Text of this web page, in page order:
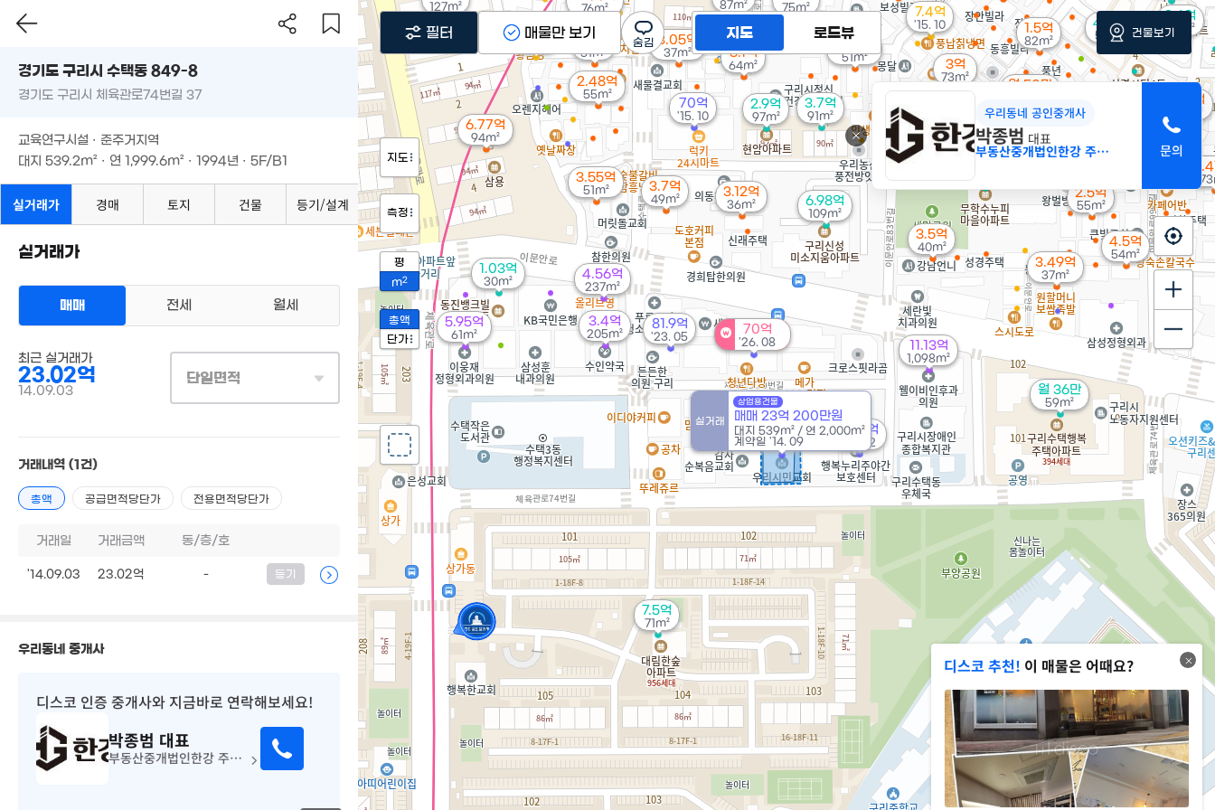
70억
'26. 08
월 36만
59m²
4.6억
59m²
7.5억
71m²
1.5억
82m²
6.98억
109m²
3.05억
37m²
6.77억
94m²
4.5억
54m²
3.7억
49m²
76m² 87m²
127m²
3.49억
37m²
2.48억
55m²
2.6억
30m²
3.5억
40m²
4.5억
56m²
2.1억
51m²
112m²
3.12억
36m²
51m²
월 50만
1.03억
30m²
3.7억
91m²
2.5억
55m²
81.9억
'23. 05
3억
73m²
3.55억
51m²
3.1억
64m²
3.4억
205m²
2.9억
97m²
5.95억
61m²
6.4억
75m²
35.3억
'19. 02
70억
'15. 10
7.4억
'15. 10
실거래
상업용건물
매매 23억 200만원
대지 539m² / 연 2,000m²
계약일 '14. 09
4.56억
237m²
11.13억
1,098m²
디스코 추천! 이 매물은 어때요?
우리동네 공인중개사
박종범 대표
부동산중개법인한강 주식회사
지도 로드뷰
지도
측정
평
m2
총액
단가
필터 매물만 보기 건물보기
경기도 구리시 수택동 849-8
경기도 구리시 체육관로74번길 37
교육연구시설 · 준주거지역
대지 539.2m² · 연 1,999.6m² · 1994년 · 5F/B1
실거래가 경매 토지 건물 등기/설계
실거래가
매매 전세 월세
최근 실거래가
23.02억
14.09.03
단일면적
거래내역 (1건)
총액 공급면적당단가 전용면적당단가
거래일 거래금액 동/층/호
'14.09.03 23.02억 - 등기
우리동네 중개사
디스코 인증 중개사와 지금바로 연락해보세요!
박종범 대표
부동산중개법인한강 주식회사